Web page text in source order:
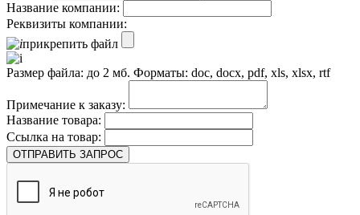
Название компании:
Реквизиты компании:
прикрепить файл
Размер файла: до 2 мб. Форматы: doc, docx, pdf, xls, xlsx, rtf
Примечание к заказу:
Название товара:
Ссылка на товар:
ОТПРАВИТЬ ЗАПРОС